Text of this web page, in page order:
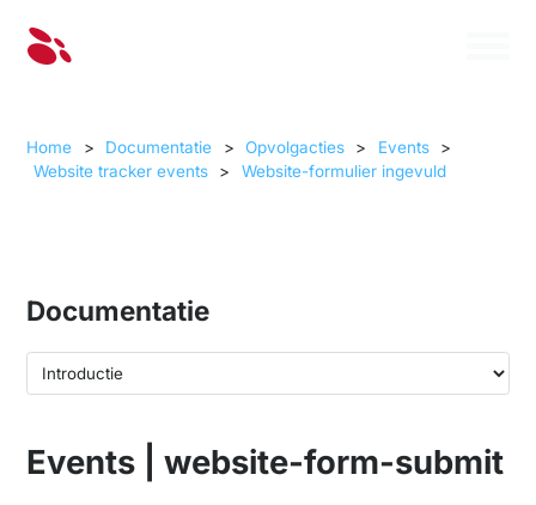
Home > Documentatie > Opvolgacties > Events
>
Website tracker events
> Website-formulier ingevuld
Documentatie
Events | website-form-submit